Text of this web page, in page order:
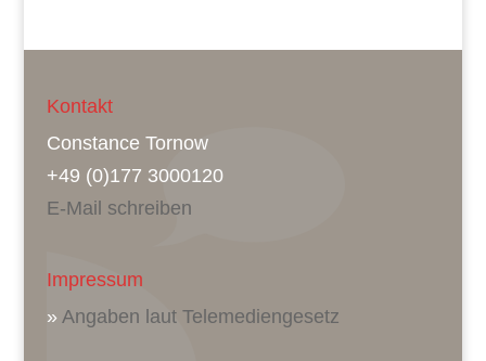
Kontakt
Constance Tornow
+49 (0)177 3000120
E-Mail schreiben
Impressum
» Angaben laut Telemediengesetz